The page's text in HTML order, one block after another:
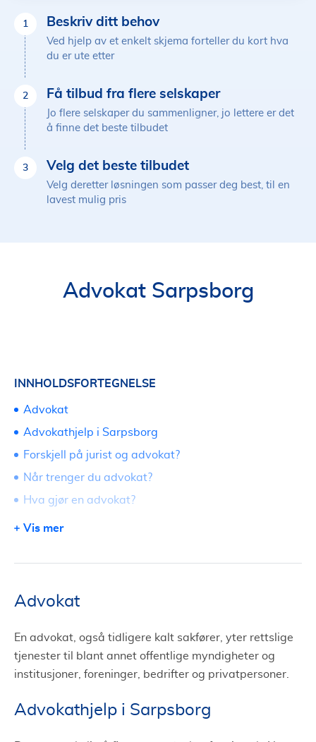
1 Beskriv ditt behov
Ved hjelp av et enkelt skjema forteller du kort hva
du er ute etter
2 Få tilbud fra flere selskaper
Jo flere selskaper du sammenligner, jo lettere er det
å finne det beste tilbudet
3 Velg det beste tilbudet
Velg deretter løsningen som passer deg best, til en
lavest mulig pris
Advokat Sarpsborg
Advokat
En advokat, også tidligere kalt sakfører, yter rettslige
tjenester til blant annet offentlige myndigheter og
institusjoner, foreninger, bedrifter og privatpersoner.
Advokathjelp i Sarpsborg
INNHOLDSFORTEGNELSE
Advokat
Advokathjelp i Sarpsborg
Forskjell på jurist og advokat?
Når trenger du advokat?
Hva gjør en advokat?
Fri rettshjelp i Sarpsborg
Vis mer